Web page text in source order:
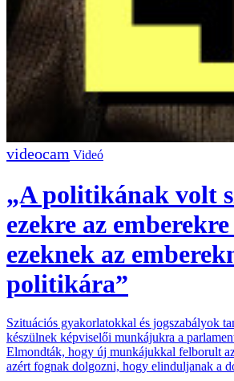
Videó
„A politikának volt
ezekre az emberekre
ezeknek az
politikára”
Szituációs gyakorlatokkal és jogszabályok
készülnek képviselői munkájukra a
Elmondták, hogy új munkájukkal felborult
azért fognak dolgozni, hogy elinduljanak a